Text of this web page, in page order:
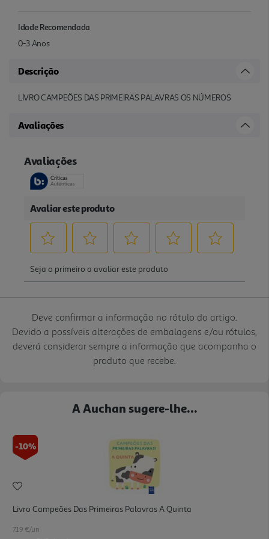
Idade Recomendada
0-3 Anos
Descrição
LIVRO CAMPEÕES DAS PRIMEIRAS PALAVRAS OS NÚMEROS
Avaliações
Deve confirmar a informação no rótulo do artigo.
Devido a possíveis alterações de embalagens e/ou rótulos,
deverá considerar sempre a informação que acompanha o
produto que recebe.
A Auchan sugere-lhe...
-10%
Livro Campeões Das Primeiras Palavras A Quinta
7.19 €/un